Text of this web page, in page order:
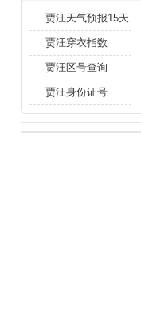
贾汪天气预报15天
贾汪穿衣指数
贾汪区号查询
贾汪身份证号